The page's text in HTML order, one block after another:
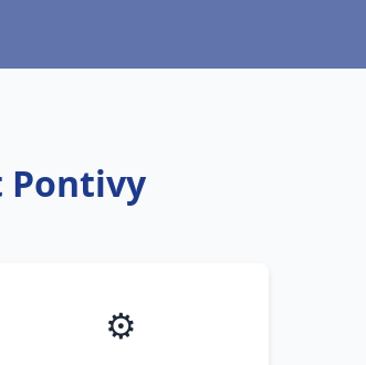
Pontivy
⚙️